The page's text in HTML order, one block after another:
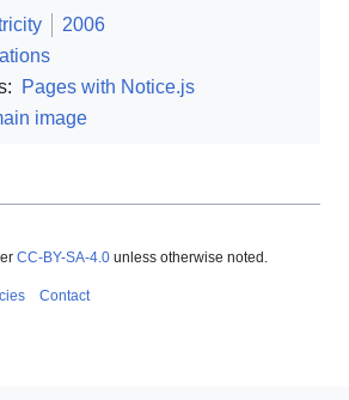
2006
Pages with Notice.js
image
CC-BY-SA-4.0 unless otherwise noted.
Contact